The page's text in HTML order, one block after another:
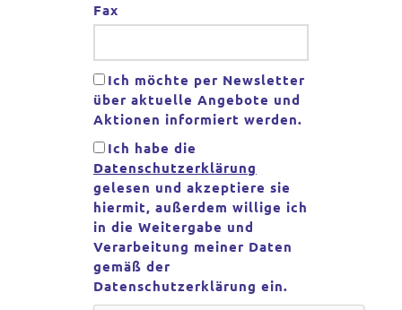
Fax
Ich möchte per Newsletter
über aktuelle Angebote und
Aktionen informiert werden.
Ich habe die
Datenschutzerklärung
gelesen und akzeptiere sie
hiermit, außerdem willige ich
in die Weitergabe und
Verarbeitung meiner Daten
gemäß der
Datenschutzerklärung ein.